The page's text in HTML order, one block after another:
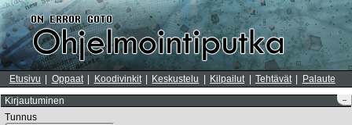
Etusivu Oppaat Koodivinkit Keskustelu Kilpailut Tehtävät Palaute
–
Kirjautuminen
Tunnus